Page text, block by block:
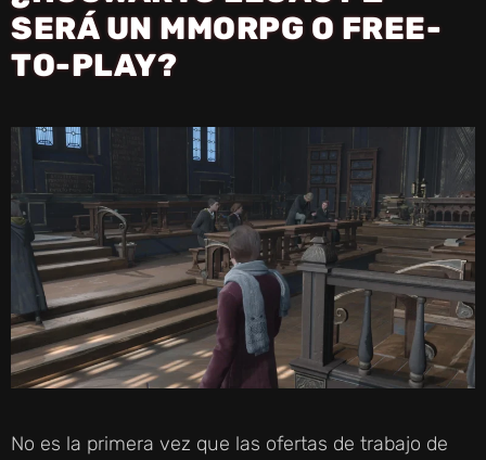
SERÁ UN MMORPG O FREE-
TO-PLAY?
No es la primera vez que las ofertas de trabajo de